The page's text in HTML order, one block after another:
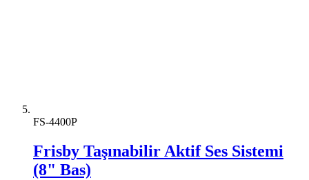
FS-4400P
Frisby Taşınabilir Aktif Ses Sistemi
(8" Bas)